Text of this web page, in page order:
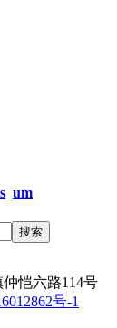
um
搜索
恺六路114号
号-1